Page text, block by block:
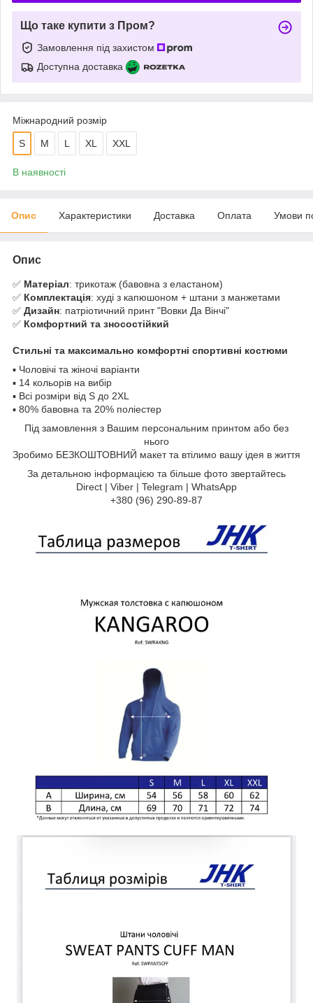
Що таке купити з Пром?
Замовлення під захистом
Доступна доставка
Міжнародний розмір
S M L XL XXL
В наявності
Опис Характеристики Доставка Оплата Умови
Опис
✅ Матеріал: трикотаж (бавовна з еластаном)
✅ Комплектація: худі з капюшоном + штани з манжетами
✅ Дизайн: патріотичний принт "Вовки Да Вінчі"
✅ Комфортний та зносостійкий
Стильні та максимально комфортні спортивні костюми
▪️ Чоловічі та жіночі варіанти
▪️ 14 кольорів на вибір
▪️ Всі розміри від S до 2XL
▪️ 80% бавовна та 20% поліестер
Під замовлення з Вашим персональним принтом або без
нього
Зробимо БЕЗКОШТОВНИЙ макет та втілимо вашу ідея в життя
За детальною інформацією та більше фото звертайтесь
Direct | Viber | Telegram | WhatsApp
+380 (96) 290-89-87